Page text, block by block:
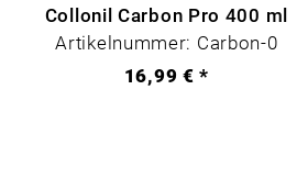
Collonil Carbon Pro 400 ml
Artikelnummer: Carbon-0
16,99 € *